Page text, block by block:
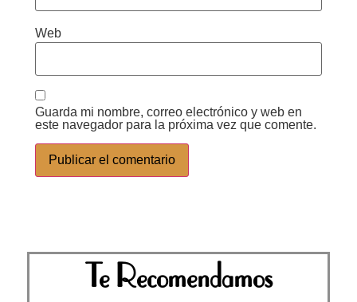
Web
Guarda mi nombre, correo electrónico y web en
este navegador para la próxima vez que comente.
Te Recomendamos